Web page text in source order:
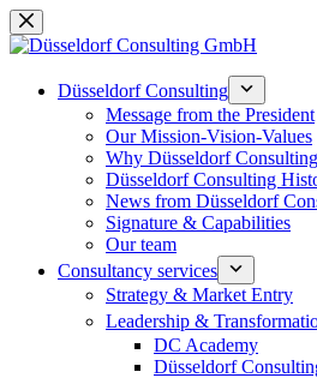
Skip
to
Düsseldorf Consulting
Message from the President
Our Mission-Vision-Values
Why Düsseldorf
Düsseldorf Consulting
News from Düsseldorf
Signature & Capabilities
Our team
Consultancy services
Strategy & Market Entry
Leadership &
DC Academy
Düsseldorf